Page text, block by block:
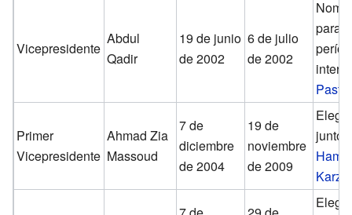
Vicepresidente
Abdul
Qadir
19 de junio
de 2002
6 de julio
de 2002
para
Primer
Vicepresidente
Ahmad Zia
Massoud
7 de
diciembre
de 2004
19 de
noviembre
de 2009
junto
Karzai